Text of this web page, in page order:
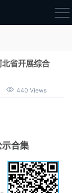
北省开展综合
440 Views
合集